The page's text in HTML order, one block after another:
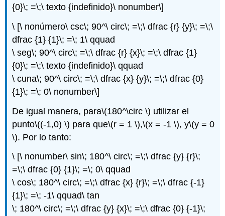
{0}\; =\;\ texto {indefinido}\ nonumber\]
\ [\ nonúmero\ csc\; 90^\ circ\; =\;\ dfrac {r} {y}\; =\;\
dfrac {1} {1}\; =\; 1\ qquad
\ seg\; 90^\ circ\; =\;\ dfrac {r} {x}\; =\;\ dfrac {1}
{0}\; =\;\ texto {indefinido}\ qquad
\ cuna\; 90^\ circ\; =\;\ dfrac {x} {y}\; =\;\ dfrac {0}
{1}\; =\; 0\ nonumber\]
De igual manera, para\(180^\circ \) utilizar el
punto\((-1,0) \) para que\(r = 1 \),\(x = -1 \), y\(y = 0
\). Por lo tanto:
\ [\ nonumber\ sin\; 180^\ circ\; =\;\ dfrac {y} {r}\;
=\;\ dfrac {0} {1}\; =\; 0\ qquad
\ cos\; 180^\ circ\; =\;\ dfrac {x} {r}\; =\;\ dfrac {-1}
{1}\; =\; -1\ qquad\ tan
\; 180^\ circ\; =\;\ dfrac {y} {x}\; =\;\ dfrac {0} {-1}\;